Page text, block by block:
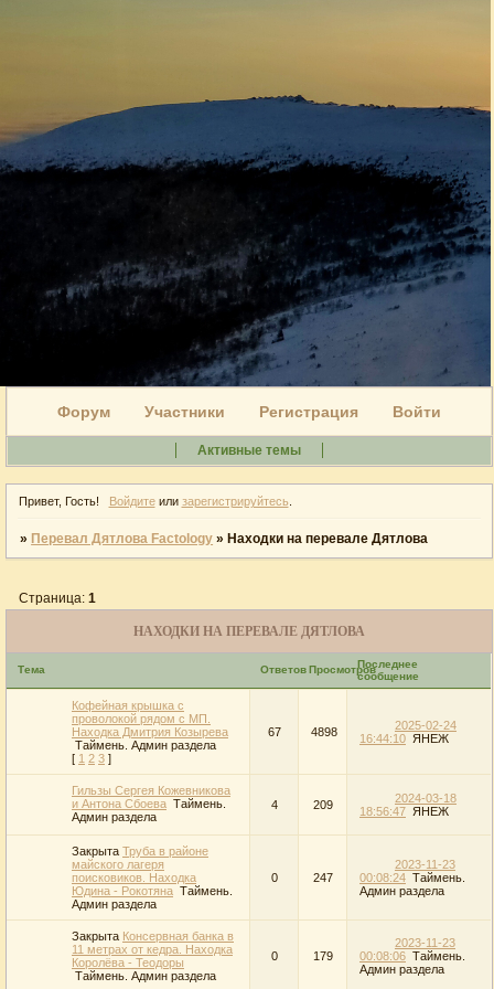
Форум Участники Регистрация Войти
Активные темы
Привет, Гость! Войдитеили зарегистрируйтесь.
»Перевал Дятлова Factology »Находки на перевале Дятлова
НАХОДКИ НА ПЕРЕВАЛЕ ДЯТЛОВА
Страница:1
Тема ОтветовПросмотровПоследнее
сообщение
Кофейная крышка с
проволокой рядом с МП.
Находка Дмитрия Козырева
Таймень. Админ раздела
[ 1 2 3 ]
67 4898
2025-02-24
16:44:10 ЯНЕЖ
Гильзы Сергея Кожевникова
и Антона Сбоева Таймень.
Админ раздела
4 209
2024-03-18
18:56:47 ЯНЕЖ
Закрыта Труба в районе
майского лагеря
поисковиков. Находка
Юдина - Рокотяна Таймень.
Админ раздела
0 247
2023-11-23
00:08:24 Таймень.
Админ раздела
Закрыта Консервная банка в
11 метрах от кедра. Находка
Королёва - Теодоры
Таймень. Админ раздела
0 179
2023-11-23
00:08:06 Таймень.
Админ раздела